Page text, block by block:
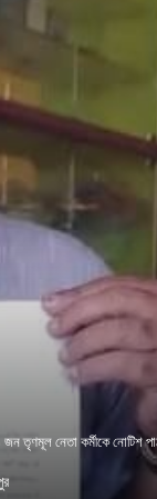
তৃণমূল নেতা কর্মীকে নোটিশ